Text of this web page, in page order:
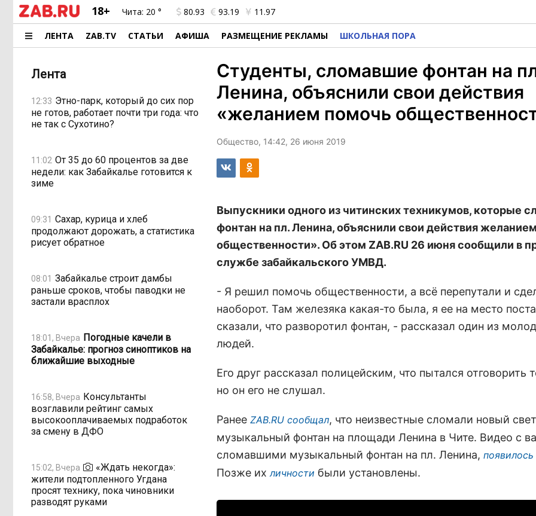
18+ Чита: 20 ° 80.93 93.19 11.97
ЛЕНТА ZAB.TV СТАТЬИ АФИША РАЗМЕЩЕНИЕ РЕКЛАМЫ ШКОЛЬНАЯ ПОРА
Лента
12:33 Этно-парк, который до сих пор
не готов, работает почти три года: что
не так с Сухотино?
11:02 От 35 до 60 процентов за две
недели: как Забайкалье готовится к
зиме
09:31 Сахар, курица и хлеб
продолжают дорожать, а статистика
рисует обратное
08:01 Забайкалье строит дамбы
раньше сроков, чтобы паводки не
застали врасплох
18:01, Вчера Погодные качели в
Забайкалье: прогноз синоптиков на
ближайшие выходные
16:58, Вчера Консультанты
возглавили рейтинг самых
высокооплачиваемых подработок
за смену в ДФО
15:02, Вчера
«Ждать некогда»:
жители подтопленного Угдана
просят технику, пока чиновники
разводят руками
Студенты, сломавшие фонтан на
Ленина, объяснили свои действия
«желанием помочь
Общество, 14:42, 26 июня 2019
Выпускники одного из читинских техникумов, которые
фонтан на пл. Ленина, объяснили свои действия
общественности». Об этом ZAB.RU 26 июня сообщили в
службе забайкальского УМВД.
- Я решил помочь общественности, а всё перепутали и
наоборот. Там железяка какая-то была, я ее на место
сказали, что разворотил фонтан, - рассказал один из
людей.
Его друг рассказал полицейским, что пытался отговорить
но он его не слушал.
Ранее ZAB.RU сообщал, что неизвестные сломали новый
музыкальный фонтан на площади Ленина в Чите. Видео с
сломавшими музыкальный фонтан на пл. Ленина, появилось
Позже их личности были установлены.